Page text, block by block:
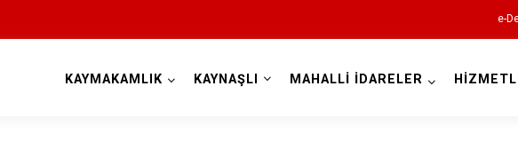
e-
KAYMAKAMLIK KAYNAŞLI MAHALLİ İDARELER